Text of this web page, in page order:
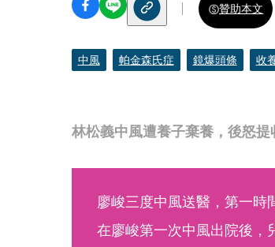
林松義中風遭養子棄養，後怒提
贊助本文
中風 帕金森氏症 鏡爆頭條 收
廖峻三度中風送醫，第一
在廖峻第一次中風出院後，